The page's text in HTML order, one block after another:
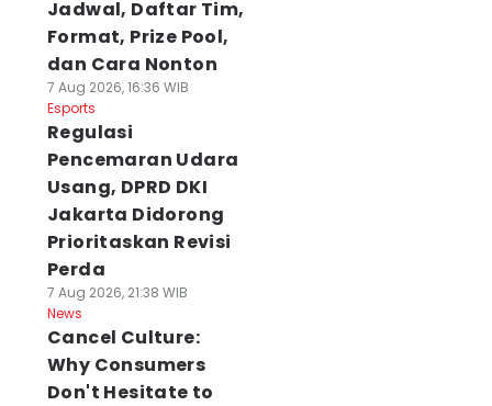
Jadwal, Daftar Tim,
Format, Prize Pool,
dan Cara Nonton
7 Aug 2026, 16:36 WIB
Esports
Regulasi
Pencemaran Udara
Usang, DPRD DKI
Jakarta Didorong
Prioritaskan Revisi
Perda
7 Aug 2026, 21:38 WIB
News
Cancel Culture:
Why Consumers
Don't Hesitate to